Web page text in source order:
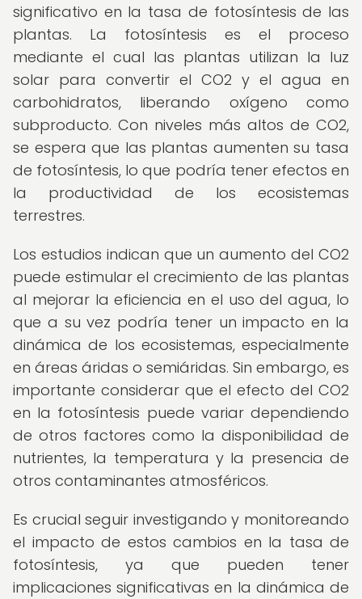
significativo en la tasa de fotosíntesis de las
plantas. La fotosíntesis es el proceso
mediante el cual las plantas utilizan la luz
solar para convertir el CO2 y el agua en
carbohidratos, liberando oxígeno como
subproducto. Con niveles más altos de CO2,
se espera que las plantas aumenten su tasa
de fotosíntesis, lo que podría tener efectos en
la productividad de los ecosistemas
terrestres.
Los estudios indican que un aumento del CO2
puede estimular el crecimiento de las plantas
al mejorar la eficiencia en el uso del agua, lo
que a su vez podría tener un impacto en la
dinámica de los ecosistemas, especialmente
en áreas áridas o semiáridas. Sin embargo, es
importante considerar que el efecto del CO2
en la fotosíntesis puede variar dependiendo
de otros factores como la disponibilidad de
nutrientes, la temperatura y la presencia de
otros contaminantes atmosféricos.
Es crucial seguir investigando y monitoreando
el impacto de estos cambios en la tasa de
fotosíntesis, ya que pueden tener
implicaciones significativas en la dinámica de